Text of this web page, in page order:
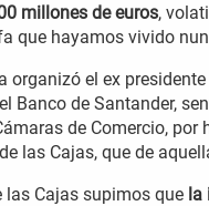
millones de euros,
que hayamos vivido
organizó el ex
Banco de Santander,
de Comercio, por
las Cajas, que de
las Cajas supimos que la